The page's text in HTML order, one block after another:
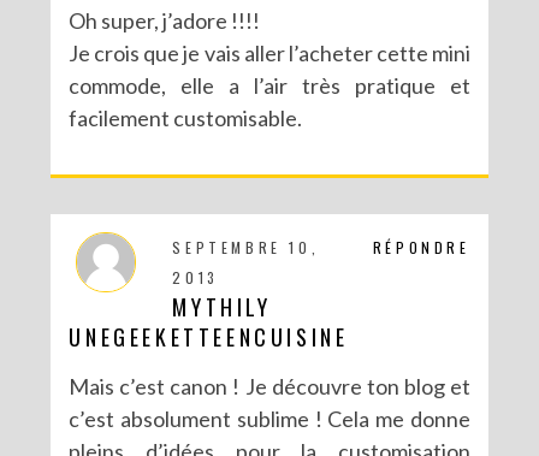
Oh super, j’adore !!!!
Je crois que je vais aller l’acheter cette mini
commode, elle a l’air très pratique et
facilement customisable.
RÉPONDRE
SEPTEMBRE 10,
2013
MYTHILY
UNEGEEKETTEENCUISINE
Mais c’est canon ! Je découvre ton blog et
c’est absolument sublime ! Cela me donne